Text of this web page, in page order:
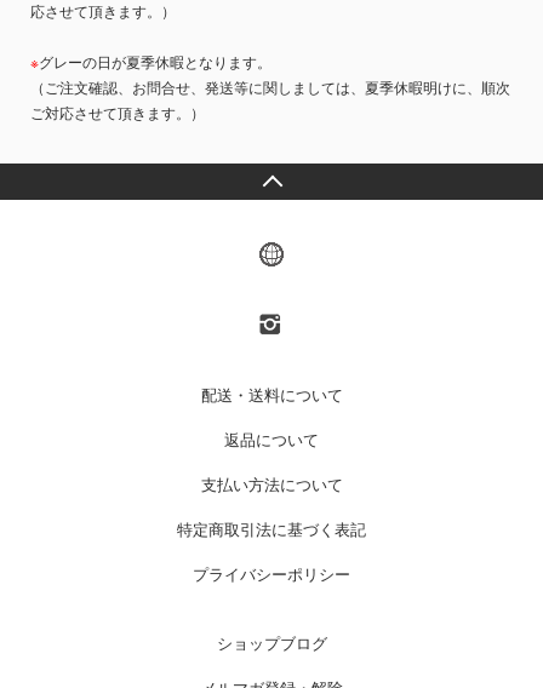
応させて頂きます。）
※グレーの日が夏季休暇となります。
（ご注文確認、お問合せ、発送等に関しましては、夏季休暇明けに、順次
ご対応させて頂きます。）
配送・送料について
返品について
支払い方法について
特定商取引法に基づく表記
プライバシーポリシー
ショップブログ